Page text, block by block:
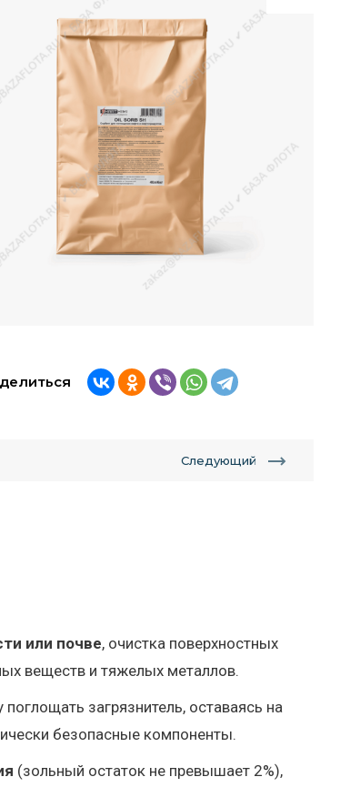
Следующий
или почве, очистка поверхностных
веществ и тяжелых металлов.
загрязнитель, оставаясь на
безопасные компоненты.
(зольный остаток не превышает 2%),